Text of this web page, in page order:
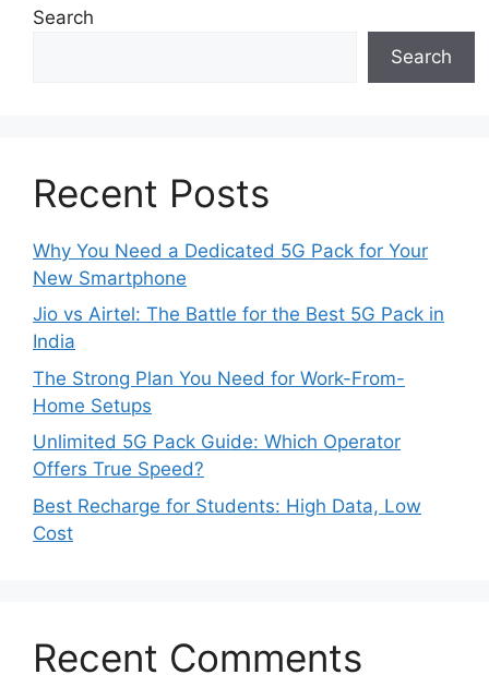
Search
Search
Recent Posts
Why You Need a Dedicated 5G Pack for Your
New Smartphone
Jio vs Airtel: The Battle for the Best 5G Pack in
India
The Strong Plan You Need for Work-From-
Home Setups
Unlimited 5G Pack Guide: Which Operator
Offers True Speed?
Best Recharge for Students: High Data, Low
Cost
Recent Comments